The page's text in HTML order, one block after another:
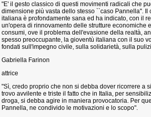
"E' il gesto classico di questi movimenti radicali che
dimensione più vasta dello stesso ``caso Pannella''.
italiana è profondamente sana ed ha indicato, con il
un'opera di rinnovamento delle strutture economiche
consumi, ove il problema dell'evasione della realtà,
spesso preoccupante, la gioventù italiana con il suo
fondati sull'impegno civile, sulla solidarietà, sulla
Gabriella Farinon
attrice
"Sì, credo proprio che non si debba dover ricorrere a
trovo avvilente e triste il fatto che in Italia, per
droga, si debba agire in maniera provocatoria. Per
Pannella, ne condivido le motivazioni e lo scopo".